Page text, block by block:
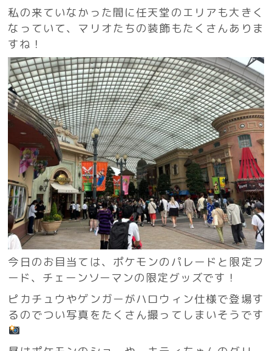
私の来ていなかった間に任天堂のエリアも大きく
なっていて、マリオたちの装飾もたくさんありま
すね！
今日のお目当ては、ポケモンのパレードと限定フ
ード、チェーンソーマンの限定グッズです！
ピカチュウやゲンガーがハロウィン仕様で登場す
るのでつい写真をたくさん撮ってしまいそうです